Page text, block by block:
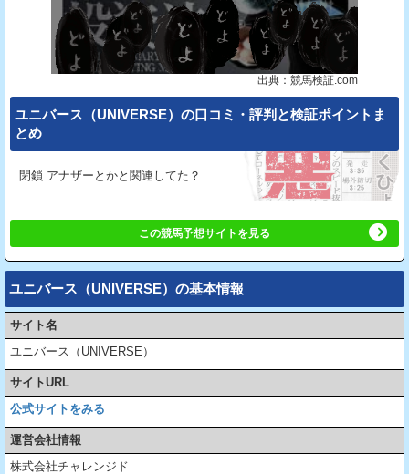
出典：競馬検証.com
ユニバース（UNIVERSE）の⼝コミ・評判と検証ポイントま
とめ
閉鎖 アナザーとかと関連してた？
この競馬予想サイトを見る
ユニバース（UNIVERSE）の基本情報
サイト名
ユニバース（UNIVERSE）
サイトURL
公式サイトをみる
運営会社情報
株式会社チャレンジド